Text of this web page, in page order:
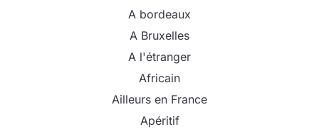
A bordeaux
A Bruxelles
A l'étranger
Africain
Ailleurs en France
Apéritif